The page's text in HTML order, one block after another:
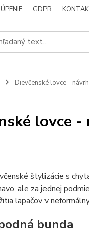
GDPR
Dievčenské lovce -
lovce
štylizácie s
ale za jednej
lapačov v
bunda